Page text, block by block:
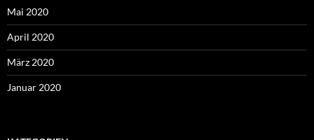
Mai 2020
April 2020
März 2020
Januar 2020